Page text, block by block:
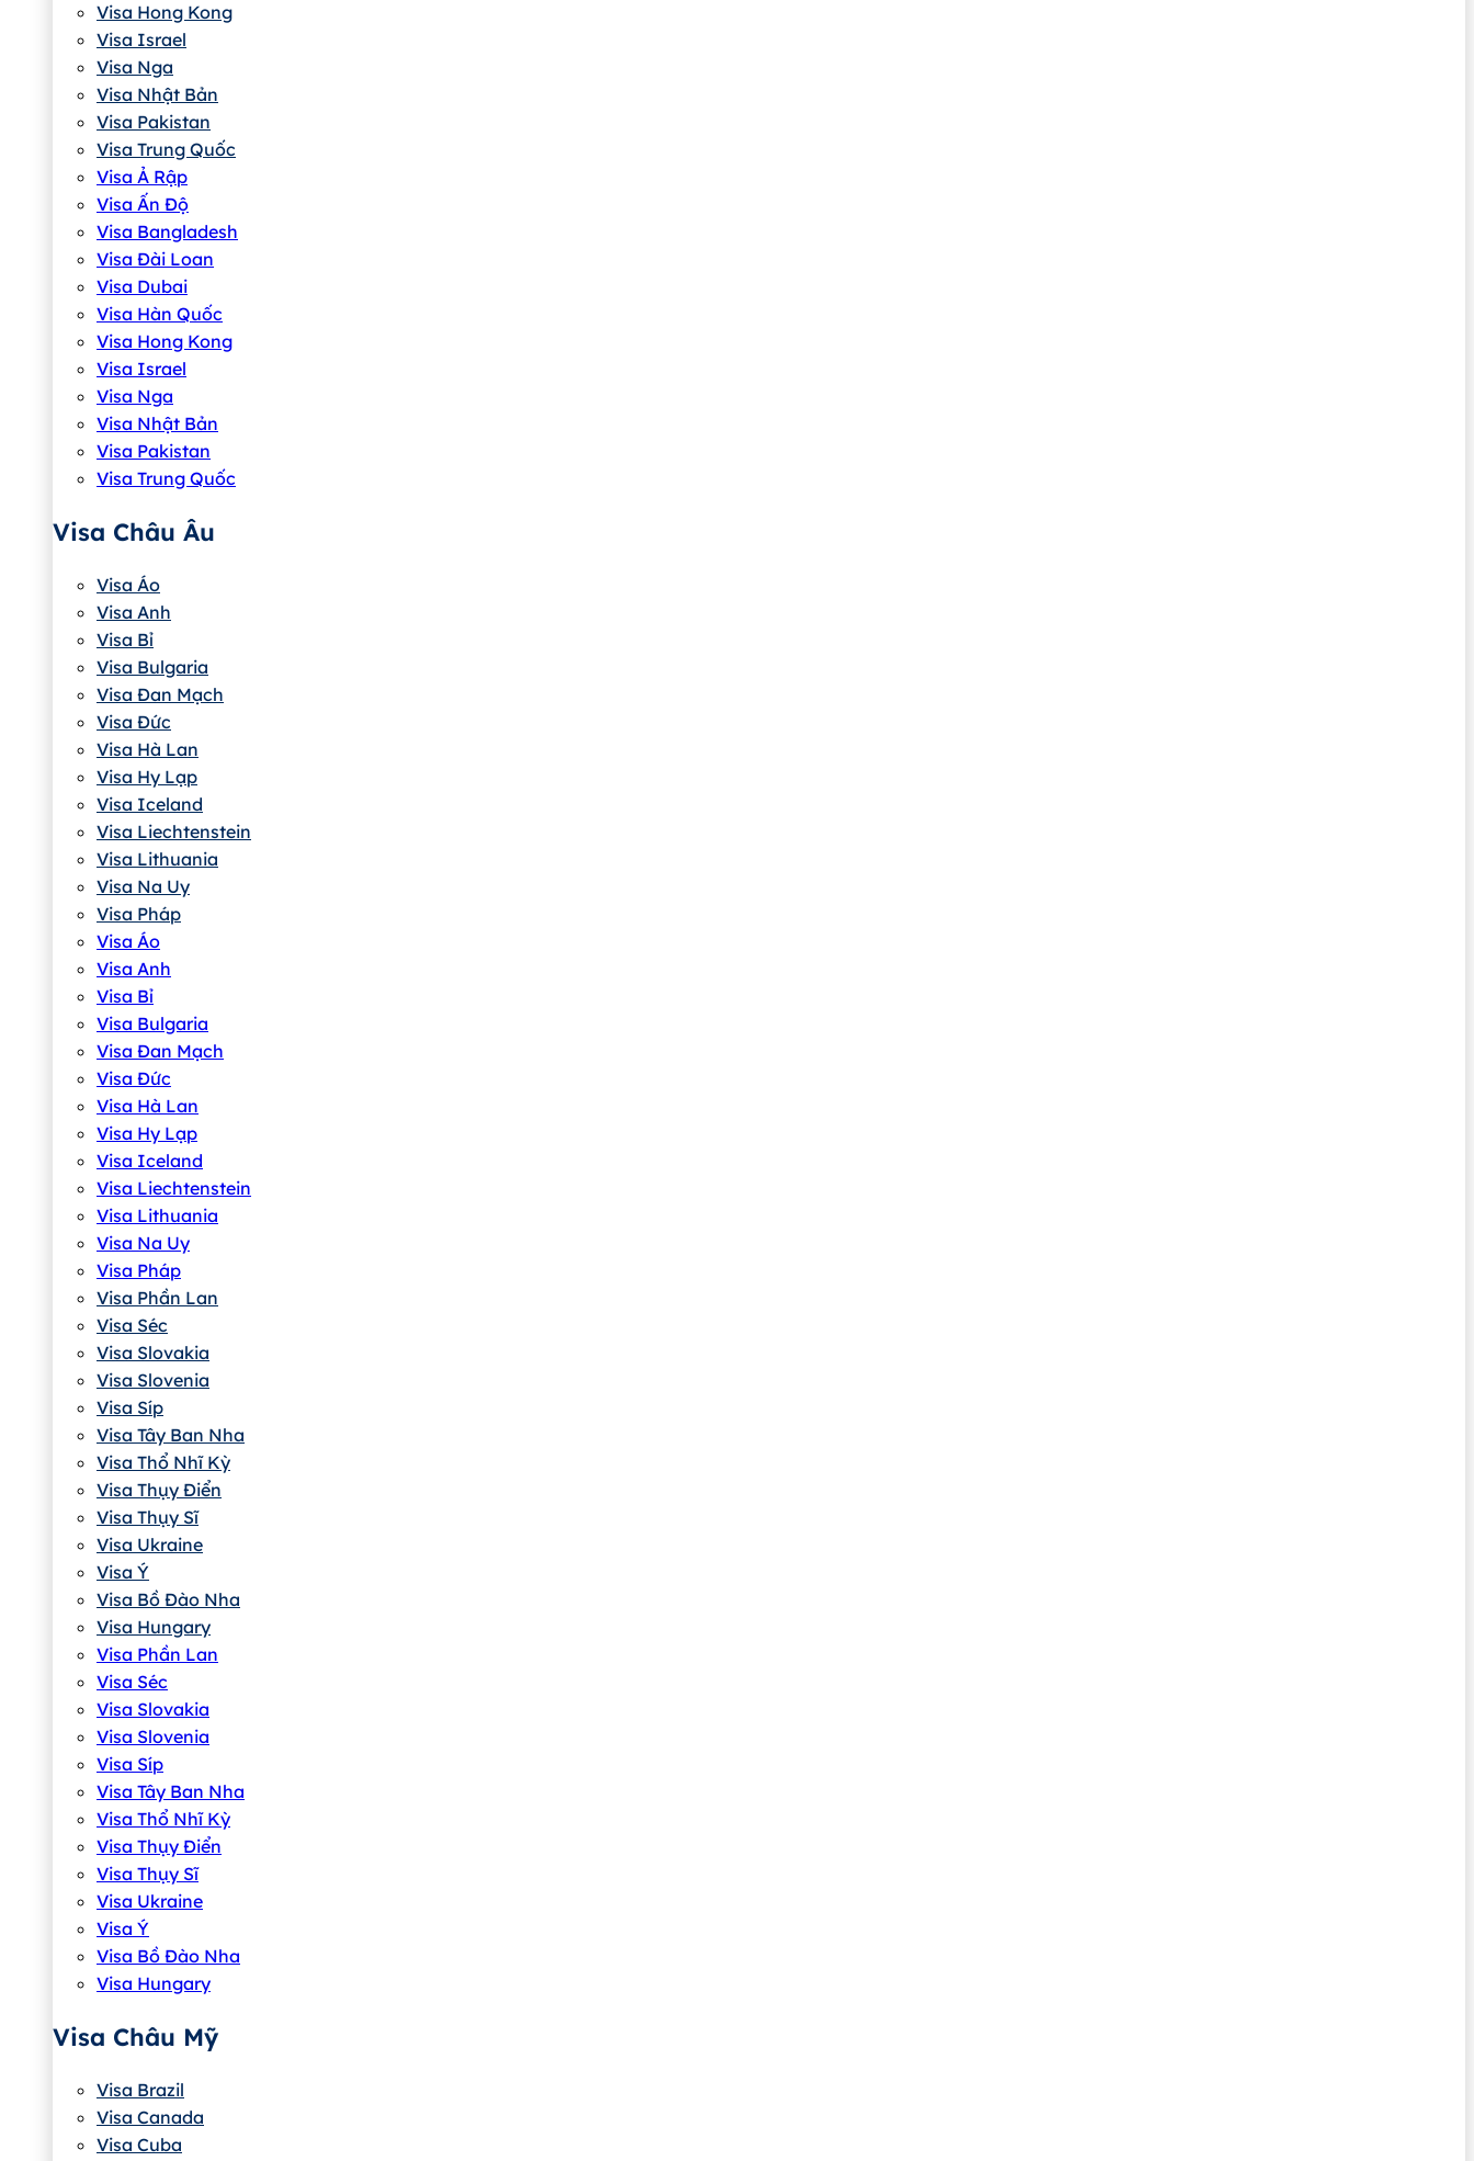
Visa Hong Kong
Visa Israel
Visa Nga
Visa Nhật Bản
Visa Pakistan
Visa Trung Quốc
Visa Ả Rập
Visa Ấn Độ
Visa Bangladesh
Visa Đài Loan
Visa Dubai
Visa Hàn Quốc
Visa Hong Kong
Visa Israel
Visa Nga
Visa Nhật Bản
Visa Pakistan
Visa Trung Quốc
Visa Châu Âu
Visa Áo
Visa Anh
Visa Bỉ
Visa Bulgaria
Visa Đan Mạch
Visa Đức
Visa Hà Lan
Visa Hy Lạp
Visa Iceland
Visa Liechtenstein
Visa Lithuania
Visa Na Uy
Visa Pháp
Visa Áo
Visa Anh
Visa Bỉ
Visa Bulgaria
Visa Đan Mạch
Visa Đức
Visa Hà Lan
Visa Hy Lạp
Visa Iceland
Visa Liechtenstein
Visa Lithuania
Visa Na Uy
Visa Pháp
Visa Phần Lan
Visa Séc
Visa Slovakia
Visa Slovenia
Visa Síp
Visa Tây Ban Nha
Visa Thổ Nhĩ Kỳ
Visa Thụy Điển
Visa Thụy Sĩ
Visa Ukraine
Visa Ý
Visa Bồ Đào Nha
Visa Hungary
Visa Phần Lan
Visa Séc
Visa Slovakia
Visa Slovenia
Visa Síp
Visa Tây Ban Nha
Visa Thổ Nhĩ Kỳ
Visa Thụy Điển
Visa Thụy Sĩ
Visa Ukraine
Visa Ý
Visa Bồ Đào Nha
Visa Hungary
Visa Châu Mỹ
Visa Brazil
Visa Canada
Visa Cuba